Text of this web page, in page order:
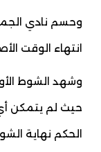
انتهاء الوقت
وشهد الشوط
حيث لم يتمكن
الحكم نهاية